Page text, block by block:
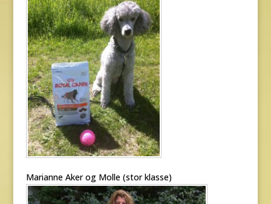
Marianne Aker og Molle (stor klasse)